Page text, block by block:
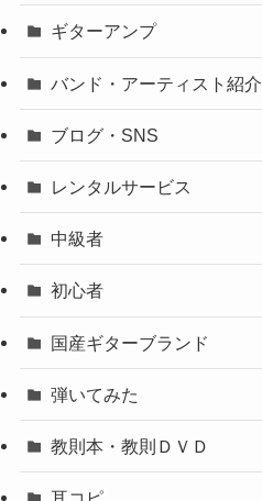
ギターアンプ
バンド・アーティスト紹介
ブログ・SNS
レンタルサービス
中級者
初心者
国産ギターブランド
弾いてみた
教則本・教則ＤＶＤ